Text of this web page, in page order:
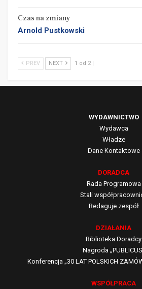
Czas na zmiany
Arnold Pustkowski
PREV NEXT 1 od 2 |
WYDAWNICTWO
Wydawca
Władze
Dane Kontaktowe
DORADCA
Rada Programowa
Stali
Redaguje zespół
DZIAŁANIA
Biblioteka Doradcy
Nagroda
Konferencja „30 LAT POLSKICH
WSPÓŁPRACA